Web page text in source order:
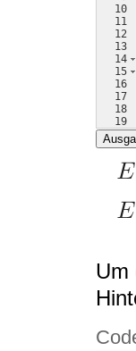
10
11
12
13
14
15
16
17
18
19
Um